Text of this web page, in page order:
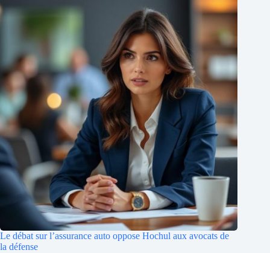
Le débat sur l’assurance auto oppose Hochul aux avocats de
la défense